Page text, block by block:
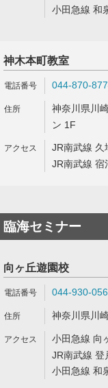
小田急線 和
神木本町教室
044-870-
神奈川県川
ン 1F
JR南武線 久
JR南武線 宿
臨海セミナー
向ヶ丘遊園校
044-930-
神奈川県川
小田急線 向
JR南武線 登
小田急線 和